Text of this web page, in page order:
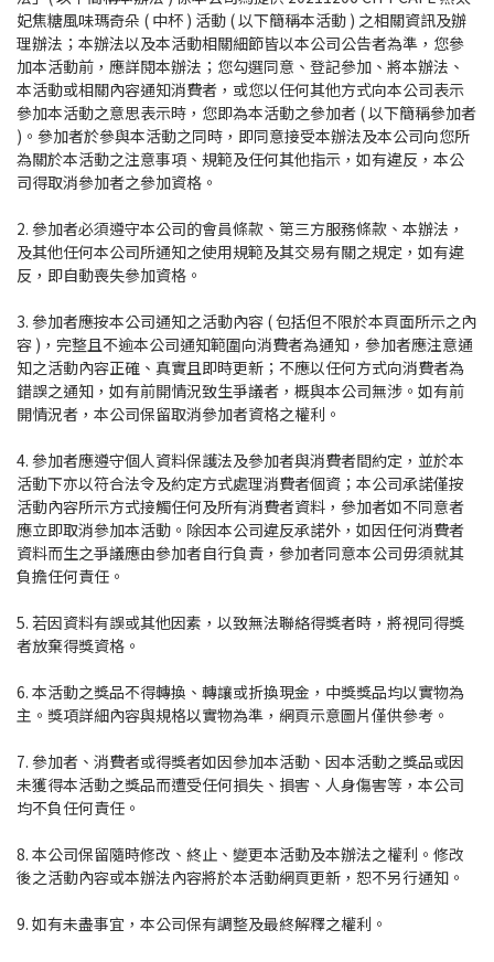
妃焦糖風味瑪奇朵 ( 中杯 ) 活動 ( 以下簡稱本活動 ) 之相關資訊及辦
理辦法；本辦法以及本活動相關細節皆以本公司公告者為準，您參
加本活動前，應詳閱本辦法；您勾選同意、登記參加、將本辦法、
本活動或相關內容通知消費者，或您以任何其他方式向本公司表示
參加本活動之意思表示時，您即為本活動之參加者 ( 以下簡稱參加者
)。參加者於參與本活動之同時，即同意接受本辦法及本公司向您所
為關於本活動之注意事項、規範及任何其他指示，如有違反，本公
司得取消參加者之參加資格。
2. 參加者必須遵守本公司的會員條款、第三方服務條款、本辦法，
及其他任何本公司所通知之使用規範及其交易有關之規定，如有違
反，即自動喪失參加資格。
3. 參加者應按本公司通知之活動內容 ( 包括但不限於本頁面所示之內
容 )，完整且不逾本公司通知範圍向消費者為通知，參加者應注意通
知之活動內容正確、真實且即時更新；不應以任何方式向消費者為
錯誤之通知，如有前開情況致生爭議者，概與本公司無涉。如有前
開情況者，本公司保留取消參加者資格之權利。
4. 參加者應遵守個人資料保護法及參加者與消費者間約定，並於本
活動下亦以符合法令及約定方式處理消費者個資；本公司承諾僅按
活動內容所示方式接觸任何及所有消費者資料，參加者如不同意者
應立即取消參加本活動。除因本公司違反承諾外，如因任何消費者
資料而生之爭議應由參加者自行負責，參加者同意本公司毋須就其
負擔任何責任。
5. 若因資料有誤或其他因素，以致無法聯絡得獎者時，將視同得獎
者放棄得獎資格。
6. 本活動之獎品不得轉換、轉讓或折換現金，中獎獎品均以實物為
主。獎項詳細內容與規格以實物為準，網頁示意圖片僅供參考。
7. 參加者、消費者或得獎者如因參加本活動、因本活動之獎品或因
未獲得本活動之獎品而遭受任何損失、損害、人身傷害等，本公司
均不負任何責任。
8. 本公司保留隨時修改、終止、變更本活動及本辦法之權利。修改
後之活動內容或本辦法內容將於本活動網頁更新，恕不另行通知。
9. 如有未盡事宜，本公司保有調整及最終解釋之權利。